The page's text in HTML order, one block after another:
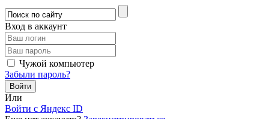
Вход в аккаунт
Чужой компьютер
Забыли пароль?
Или
Войти c Яндекс ID